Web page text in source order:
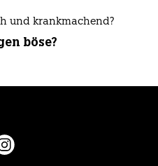
und krankmachend?
böse?